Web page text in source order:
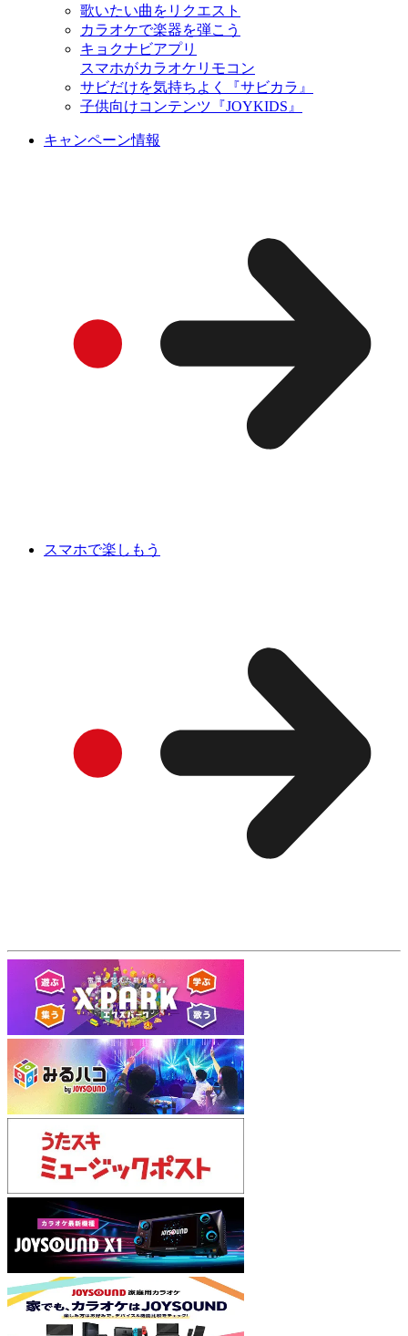
歌いたい曲をリクエスト
カラオケで楽器を弾こう
キョクナビアプリ
スマホがカラオケリモコン
サビだけを気持ちよく『サビカラ』
子供向けコンテンツ『JOYKIDS』
キャンペーン情報
スマホで楽しもう